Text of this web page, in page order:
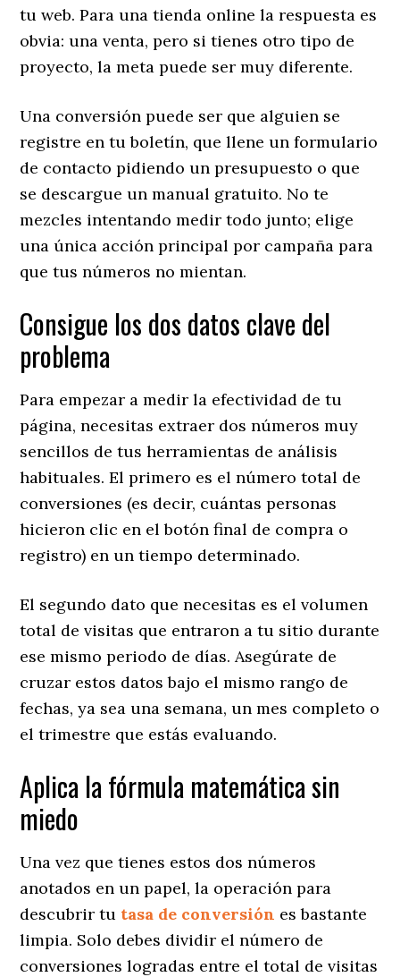
tu web. Para una tienda online la respuesta es
obvia: una venta, pero si tienes otro tipo de
proyecto, la meta puede ser muy diferente.
​Una conversión puede ser que alguien se
registre en tu boletín, que llene un formulario
de contacto pidiendo un presupuesto o que
se descargue un manual gratuito. No te
mezcles intentando medir todo junto; elige
una única acción principal por campaña para
que tus números no mientan.
​Consigue los dos datos clave del
problema
​Para empezar a medir la efectividad de tu
página, necesitas extraer dos números muy
sencillos de tus herramientas de análisis
habituales. El primero es el número total de
conversiones (es decir, cuántas personas
hicieron clic en el botón final de compra o
registro) en un tiempo determinado.
​El segundo dato que necesitas es el volumen
total de visitas que entraron a tu sitio durante
ese mismo periodo de días. Asegúrate de
cruzar estos datos bajo el mismo rango de
fechas, ya sea una semana, un mes completo o
el trimestre que estás evaluando.
​Aplica la fórmula matemática sin
miedo
​Una vez que tienes estos dos números
anotados en un papel, la operación para
descubrir tu tasa de conversión es bastante
limpia. Solo debes dividir el número de
conversiones logradas entre el total de visitas